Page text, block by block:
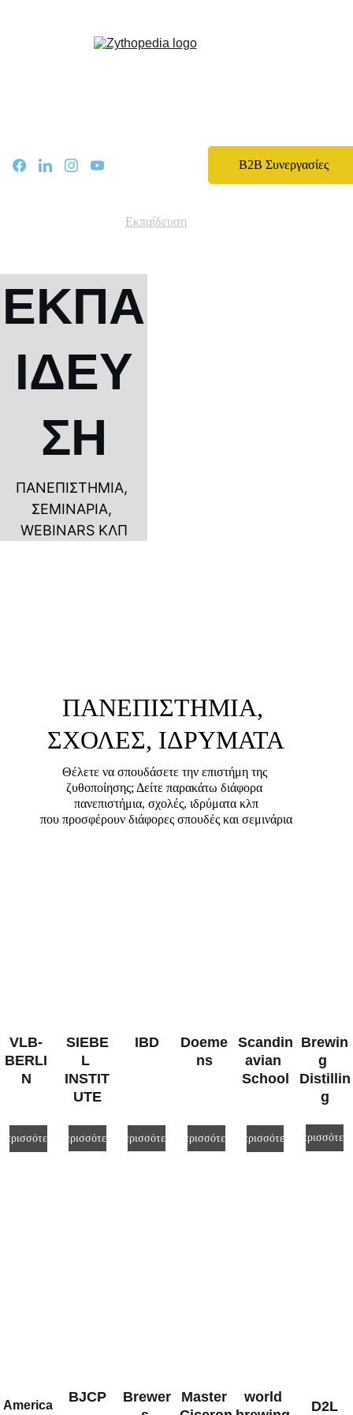
Εκπαίδευση
B2B Συνεργασίες
ΕΚΠΑ
ΙΔΕΥ
ΣΗ
ΠΑΝΕΠΙΣΤΗΜΙΑ,
ΣΕΜΙΝΑΡΙΑ,
WEBINARS ΚΛΠ
Περισσότερα Περισσότερα Περισσότερα
IBD
Doeme
ns
Scandin
avian
School
America
BJCP
Brewer
Master
world
D2L
Brewin
g
Distillin
g
VLB-
BERLI
N
SIEBE
L
INSTIT
UTE
ΠΑΝΕΠΙΣΤΗΜΙΑ,
ΣΧΟΛΕΣ, ΙΔΡΥΜΑΤΑ
Θέλετε να σπουδάσετε την επιστήμη της
ζυθοποίησης; Δείτε παρακάτω διάφορα
πανεπιστήμια, σχολές, ιδρύματα κλπ
που προσφέρουν διάφορες σπουδές και σεμινάρια
Περισσότερα